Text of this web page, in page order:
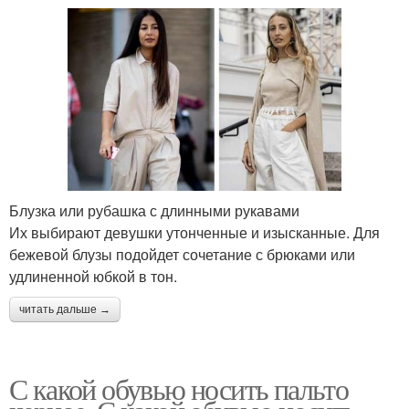
Блузка или рубашка с длинными рукавами
Их выбирают девушки утонченные и изысканные. Для
бежевой блузы подойдет сочетание с брюками или
удлиненной юбкой в тон.
читать дальше →
С какой обувью носить пальто